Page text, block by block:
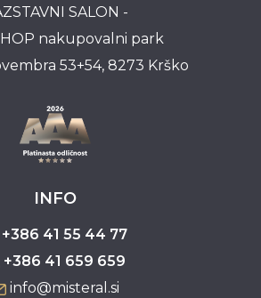
SALON -
nakupovalni park
53+54, 8273 Krško
INFO
+386 41 55 44 77
+386 41 659 659
info@misteral.si